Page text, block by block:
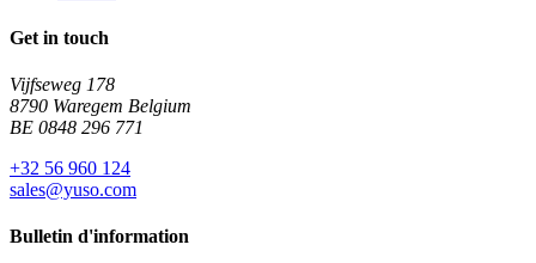
Get in touch
Vijfseweg 178
8790 Waregem Belgium
BE 0848 296 771
+32 56 960 124
sales@yuso.com
Bulletin d'information